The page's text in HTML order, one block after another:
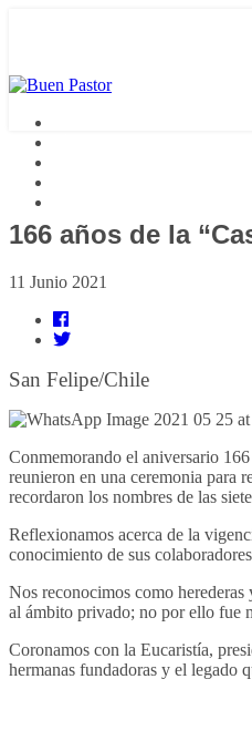
166 años de la
11 Junio 2021
San Felipe/Chile
Conmemorando el aniversario
reunieron en una ceremonia para
recordaron los nombres de las
Reflexionamos acerca de la
conocimiento de sus
Nos reconocimos como
al ámbito privado; no por ello fue
Coronamos con la Eucaristía,
hermanas fundadoras y el legado